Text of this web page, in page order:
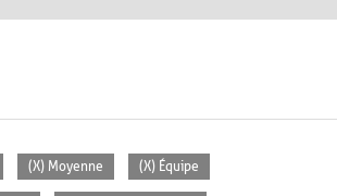
(X) Moyenne (X) Équipe